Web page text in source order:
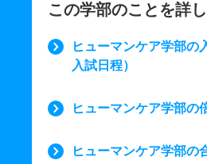
この学部のことを詳
ヒューマンケア学部の
入試日程）
ヒューマンケア学部の
ヒューマンケア学部の